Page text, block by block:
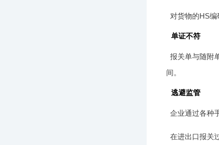
对货物的HS
单证不符
报关单与随附
间。
逃避监管
企业通过各种
在进出口报关